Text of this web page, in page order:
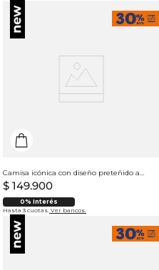
Camisa icónica con diseño preteñido a rayas para mujer
$ 149.900
0% Interés
Hasta 3 cuotas. Ver bancos.